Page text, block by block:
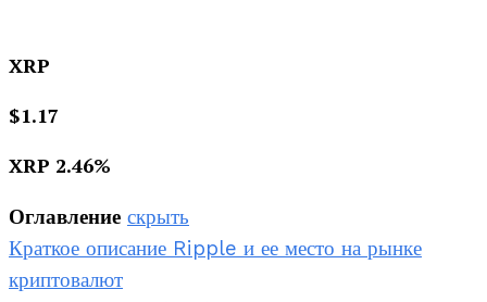
XRP
$1.17
XRP 2.46%
Оглавление скрыть
Краткое описание Ripple и ее место на рынке
криптовалют